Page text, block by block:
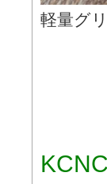
軽量グ
KCNC